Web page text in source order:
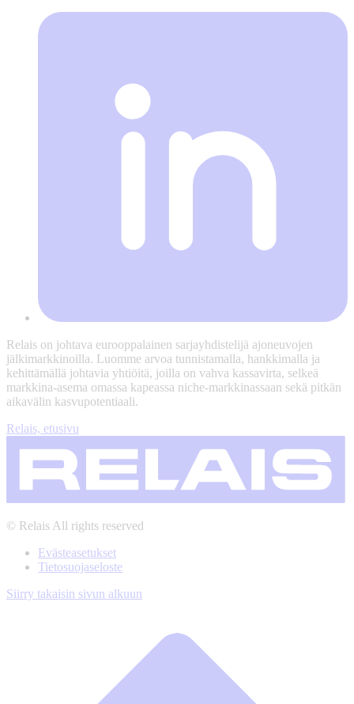
Relais on johtava eurooppalainen sarjayhdistelijä ajoneuvojen
jälkimarkkinoilla. Luomme arvoa tunnistamalla, hankkimalla ja
kehittämällä johtavia yhtiöitä, joilla on vahva kassavirta, selkeä
markkina-asema omassa kapeassa niche-markkinassaan sekä pitkän
aikavälin kasvupotentiaali.
Relais, etusivu
© Relais All rights reserved
Evästeasetukset
Tietosuojaseloste
Siirry takaisin sivun alkuun